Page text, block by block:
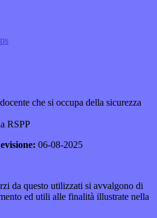
che si occupa della sicurezza
RSPP
06-08-2025
da questo utilizzati si avvalgono di
ed utili alle finalità illustrate nella